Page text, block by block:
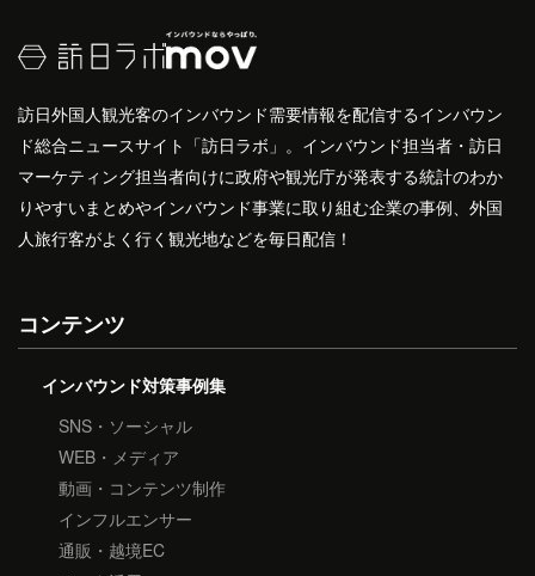
訪日外国人観光客のインバウンド需要情報を配信するインバウン
ド総合ニュースサイト「訪日ラボ」。インバウンド担当者・訪日
マーケティング担当者向けに政府や観光庁が発表する統計のわか
りやすいまとめやインバウンド事業に取り組む企業の事例、外国
人旅行客がよく行く観光地などを毎日配信！
コンテンツ
インバウンド対策事例集
SNS・ソーシャル
WEB・メディア
動画・コンテンツ制作
インフルエンサー
通販・越境EC